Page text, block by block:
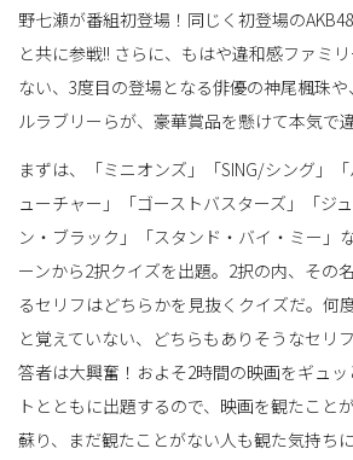
野七瀬が番組初登場！同じく初登場の
と共に参戦!! さらに、もはや違和感ファミ
ない、3度目の登場となる俳優の神尾楓珠
ルラブリーらが、豪華賞品を懸けて本気で
まずは、「ミニオンズ」「SING/シング」
ューチャー」「ゴーストバスターズ」「ジ
ン・ブラック」「スタンド・バイ・ミー」
ーンから2択クイズを出題。2択の内、その
るセリフはどちらかを見抜くクイズだ。何
と覚えていない、どちらもありそうなセリ
答者は大興奮！およそ2時間の映画をギュ
トとともに出題するので、映画を観たこと
蘇り、まだ観たことがない人も観た気持ち